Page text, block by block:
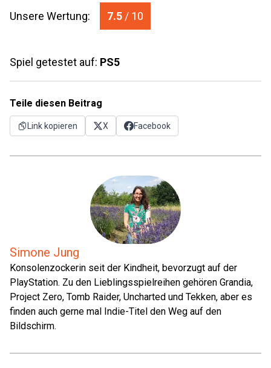
Unsere Wertung: 7.5 / 10
Spiel getestet auf: PS5
Teile diesen Beitrag
Link kopieren X Facebook
Simone Jung
Konsolenzockerin seit der Kindheit, bevorzugt auf der
PlayStation. Zu den Lieblingsspielreihen gehören Grandia,
Project Zero, Tomb Raider, Uncharted und Tekken, aber es
finden auch gerne mal Indie-Titel den Weg auf den
Bildschirm.